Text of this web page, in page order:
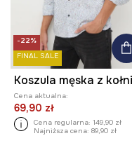
-22%
FINAL SALE
Cena aktualna:
69,90 zł
Cena regularna: 149,90 zł
Najniższa cena: 89,90 zł